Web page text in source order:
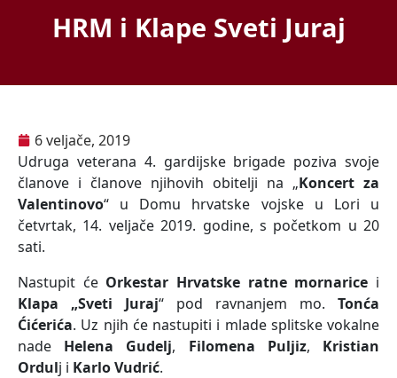
HRM i Klape Sveti Juraj
6 veljače, 2019
Udruga veterana 4. gardijske brigade poziva svoje
članove i članove njihovih obitelji na „Koncert za
Valentinovo“ u Domu hrvatske vojske u Lori u
četvrtak, 14. veljače 2019. godine, s početkom u 20
sati.
Nastupit će Orkestar Hrvatske ratne mornarice i
Klapa „Sveti Juraj“ pod ravnanjem mo. Tonća
Ćićerića. Uz njih će nastupiti i mlade splitske vokalne
nade Helena Gudelj, Filomena Puljiz, Kristian
Ordulj i Karlo Vudrić.